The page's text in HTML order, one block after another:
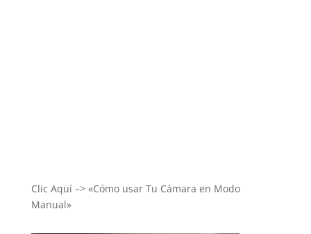
Clic Aquí –> «Cómo usar Tu Cámara en Modo
Manual»